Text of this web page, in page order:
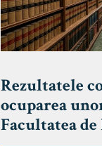
Rezultatele
ocuparea
Facultatea